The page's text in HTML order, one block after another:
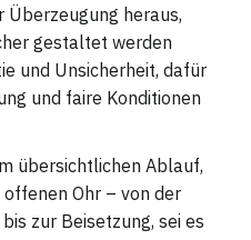
heraus,
gestaltet werden
und Unsicherheit, dafür
und faire Konditionen
übersichtlichen Ablauf,
Ohr – von der
zur Beisetzung, sei es